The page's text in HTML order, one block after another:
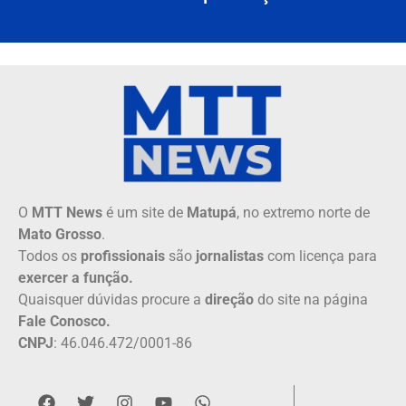
O MTT News é um site de Matupá, no extremo norte de
Mato Grosso.
Todos os profissionais são jornalistas com licença para
exercer a função.
Quaisquer dúvidas procure a direção do site na página
Fale Conosco.
CNPJ: 46.046.472/0001-86